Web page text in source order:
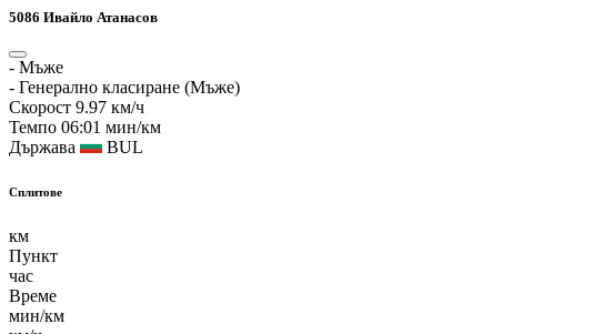
5086 Ивайло Атанасов
- Мъже
- Генерално класиране (Мъже)
Скорост 9.97 км/ч
Темпо 06:01 мин/км
Държава
BUL
Сплитове
км
Пункт
час
Време
мин/км